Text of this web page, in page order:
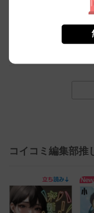
続・正義の裏切り者、また
第4巻も面白かった！警察と
の行動には賛否両論あるだ
コイコミ編集部推